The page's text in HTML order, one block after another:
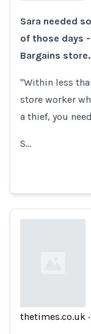
Loading...
Sara needed
of those days
Bargains store.
"Within less
store worker
a thief, you
S…
thetimes.co.uk ·